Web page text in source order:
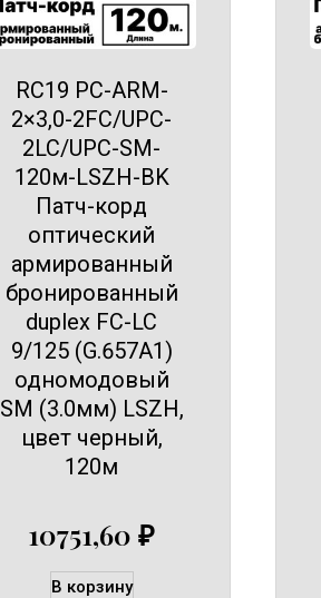
RC19 PC-ARM-
2×3,0-2FC/UPC-
2LC/UPC-SM-
120м-LSZH-BK
Патч-корд
оптический
армированный
бронированный
duplex FC-LC
9/125 (G.657A1)
одномодовый
SM (3.0мм) LSZH,
цвет черный,
120м
10751,60 ₽
В корзину